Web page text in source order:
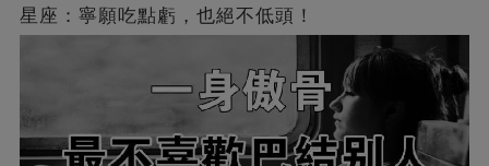
星座：寧願吃點虧，也絕不低頭！